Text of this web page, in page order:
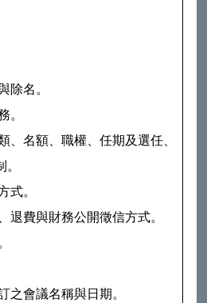
除名。
、名額、職權、任期及選任、
式。
退費與財務公開徵信方式。
之會議名稱與日期。